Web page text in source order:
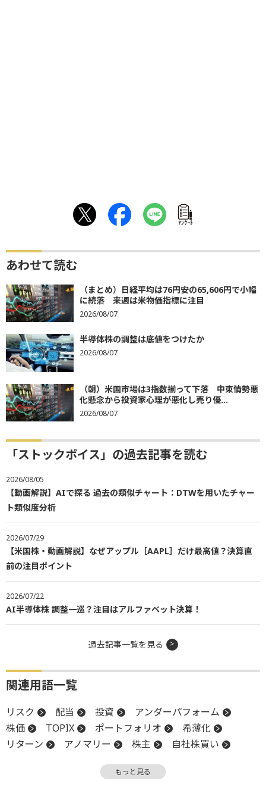
ｱﾝｹｰﾄ
あわせて読む
（まとめ）日経平均は76円安の65,606円で小幅
に続落 来週は米物価指標に注目
2026/08/07
半導体株の調整は底値をつけたか
2026/08/07
（朝）米国市場は3指数揃って下落 中東情勢悪
化懸念から投資家心理が悪化し売り優...
2026/08/07
「ストックボイス」の過去記事を読む
2026/08/05
【動画解説】AIで探る 過去の類似チャート：DTWを用いたチャー
ト類似度分析
2026/07/29
【米国株・動画解説】なぜアップル［AAPL］だけ最高値？決算直
前の注目ポイント
2026/07/22
AI半導体株 調整一巡？注目はアルファベット決算！
過去記事一覧を見る
関連用語一覧
リスク 配当 投資
アンダーパフォーム
株価
TOPIX ポートフォリオ
希薄化
リターン
アノマリー 株主
自社株買い
設備投資
もっと見る